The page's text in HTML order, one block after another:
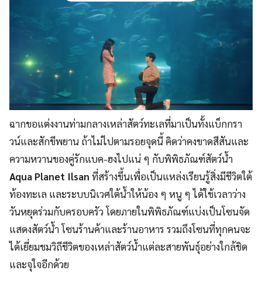
ฉากขอแต่งงานท่ามกลางเหล่าสัตว์ทะเลที่มาเป็นทั้งแบ็กกรา
วน์และสักขีพยาน ถ้าไม่ไปตามรอยจุดนี้ คิดว่าคงขาดสีสันและ
ความหวานของคู่รักแบค-ฮงไปแน่ ๆ กับพิพิธภัณฑ์สัตว์น้ำ
Aqua Planet Ilsan ที่สร้างขึ้นเพื่อเป็นแหล่งเรียนรู้สิ่งมีชีวิตใต้
ท้องทะเล และระบบนิเวศใต้น้ำให้น้อง ๆ หนู ๆ ได้ใช้เวลาว่าง
วันหยุดร่วมกับครอบครัว โดยภายในพิพิธภัณฑ์แบ่งเป็นโซนจัด
แสดงสัตว์น้ำ โซนร้านค้าและร้านอาหาร รวมถึงโซนที่ทุกคนจะ
ได้เยี่ยมชมวิถีชีวิตของเหล่าสัตว์น้ำแต่ละสายพันธุ์อย่างใกล้ชิด
และจุใจอีกด้วย